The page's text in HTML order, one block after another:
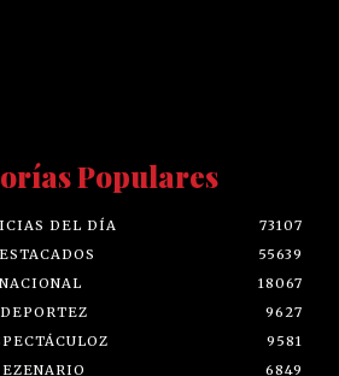
Populares
DEL DÍA
73107
55639
NACIONAL
18067
DEPORTEZ
9627
9581
EZENARIO
6849